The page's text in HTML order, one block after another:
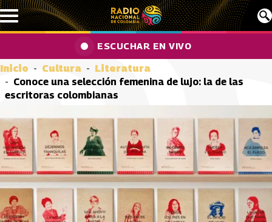
Pasar al contenido principal
ESCUCHAR EN VIVO
Inicio Cultura
Literatura
Conoce una selección femenina de lujo: la de las
escritoras colombianas